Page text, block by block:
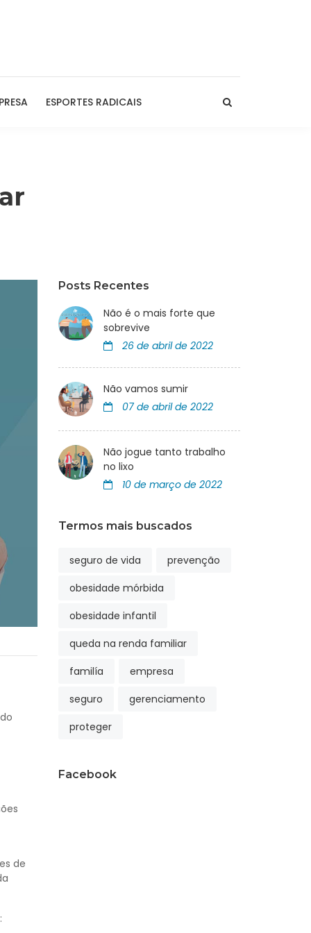
ESPORTES RADICAIS
de
Posts Recentes
Não é o mais forte que
sobrevive
26 de abril de 2022
Não vamos sumir
07 de abril de 2022
Não jogue tanto trabalho
no lixo
10 de março de 2022
Termos mais buscados
seguro de vida
prevenção
obesidade mórbida
obesidade infantil
queda na renda familiar
familía
empresa
seguro
gerenciamento
proteger
Facebook